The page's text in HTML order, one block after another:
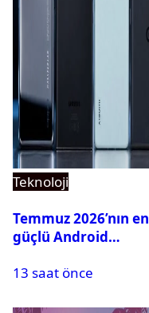
Teknoloji
Temmuz 2026’nın en
güçlü Android
13 saat önce